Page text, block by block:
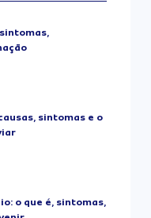
sintomas e o
o que é, sintomas,